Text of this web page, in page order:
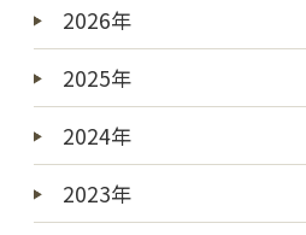
2026年
2025年
2024年
2023年